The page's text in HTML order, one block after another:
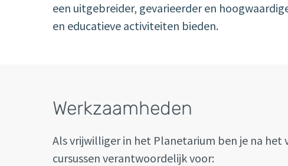
een uitgebreider, gevarieerder en
en educatieve activiteiten bieden.
Werkzaamheden
Als vrijwilliger in het Planetarium ben je na
cursussen verantwoordelijk voor: